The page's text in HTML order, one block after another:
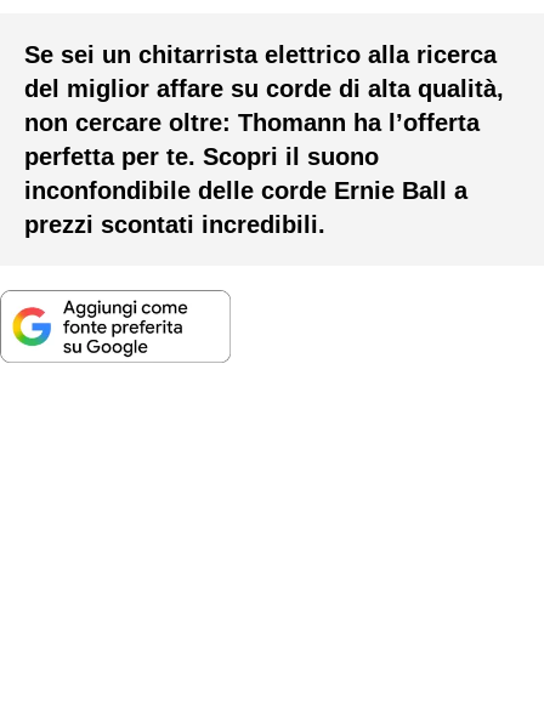
Se sei un chitarrista elettrico alla ricerca
del miglior affare su corde di alta qualità,
non cercare oltre: Thomann ha l’offerta
perfetta per te. Scopri il suono
inconfondibile delle corde Ernie Ball a
prezzi scontati incredibili.